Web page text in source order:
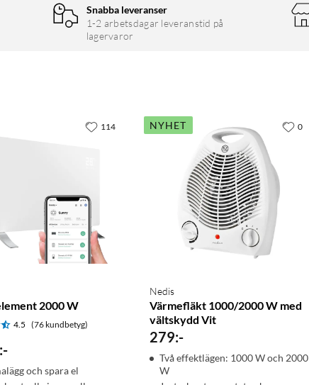
Snabba leveranser
1-2 arbetsdagar leveranstid på
lagervaror
2000 W
4.5 (76 kundbetyg)
:-
och spara el
114 NYHET
Nedis
Värmefläkt 1000/2000 W med
vältskydd Vit
279:-
Två effektlägen: 1000 W och 2000
W
0